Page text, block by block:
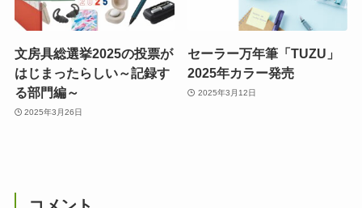
文房具総選挙2025の投票が
はじまったらしい～記録す
る部門編～
2025年3月26日
セーラー万年筆「TUZU」
2025年カラー発売
2025年3月12日